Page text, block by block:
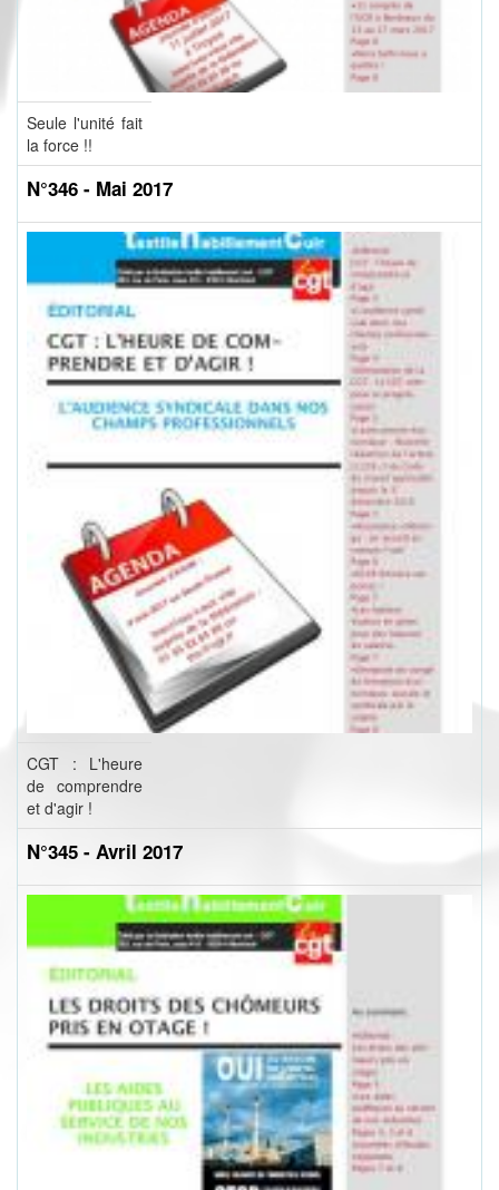
Seule l'unité fait
la force !!
N°346 - Mai 2017
CGT : L'heure
de comprendre
et d'agir !
N°345 - Avril 2017